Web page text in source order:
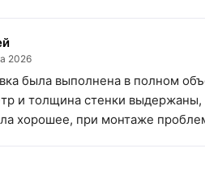
2026
была выполнена в полном
и толщина стенки
хорошее, при монтаже